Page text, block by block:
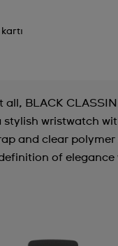
all, BLACK
stylish wristwatch
and clear polymer
of elegance